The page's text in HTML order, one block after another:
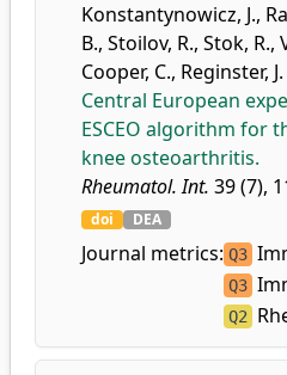
Konstantynowicz, J.,
B., Stoilov, R., Stok, R.,
Cooper, C., Reginster, J.
Central European
ESCEO algorithm for
knee osteoarthritis.
Rheumatol. Int. 39 (7),
doi DEA
Journal metrics: Q3
Q3
Q2